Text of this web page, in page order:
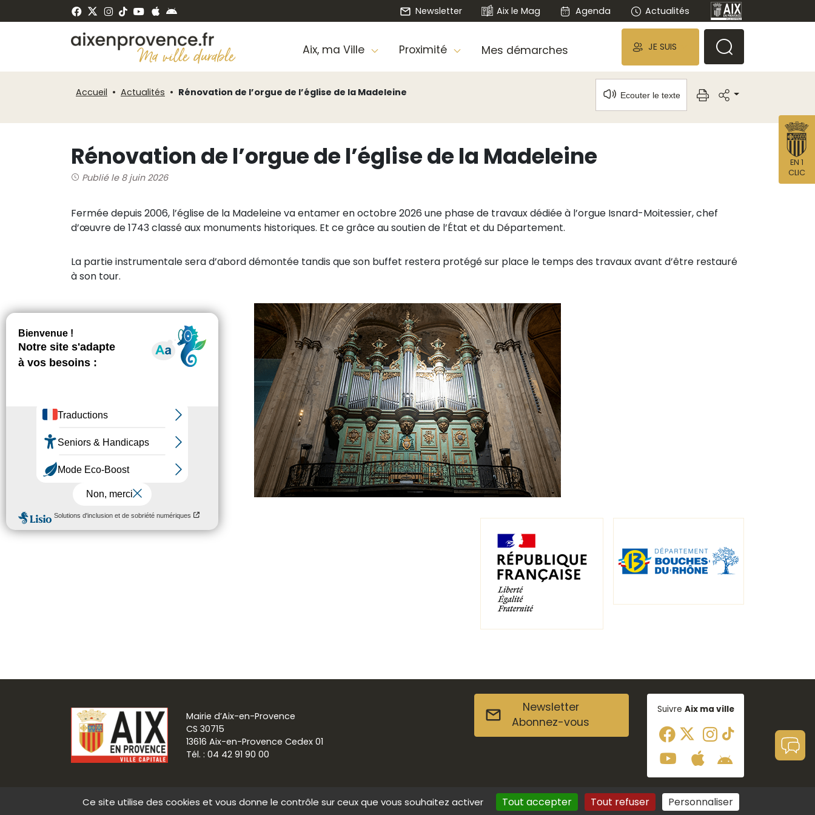
Newsletter Aix le Mag Agenda Actualités
Aix, ma Ville Proximité Mes démarches JE SUIS
Accueil Actualités Rénovation de l’orgue de l’église de la Madeleine Ecouter le texte
Rénovation de l’orgue de l’église de la Madeleine
Publié le 8 juin 2026
Fermée depuis 2006, l’église de la Madeleine va entamer en octobre 2026 une phase de travaux dédiée à l’orgue Isnard-Moitessier, chef
d’œuvre de 1743 classé aux monuments historiques. Et ce grâce au soutien de l’État et du Département.
La partie instrumentale sera d’abord démontée tandis que son buffet restera protégé sur place le temps des travaux avant d’être restauré
à son tour.
Mairie d’Aix-en-Provence
CS 30715
13616 Aix-en-Provence Cedex 01
Tél. : 04 42 91 90 00
Newsletter
Abonnez-vous
Suivre Aix ma ville
Communication Mentions légales Données personnelles Contact Accessibilité : non conforme Aide à la navigation Plan du site
EN 1
CLIC
de
Panneau de gestion des cookies
Ce site utilise des cookies et vous donne le contrôle sur ceux que vous souhaitez activer Tout accepter Tout refuser Personnaliser